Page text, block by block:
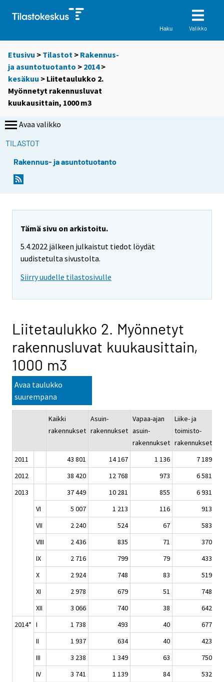
Haku Valikko
Etusivu > Tilastot > Rakennus-
ja asuntotuotanto > 2014>
kesäkuu > Liitetaulukko 2.
Myönnetyt rakennusluvat
kuukausittain, 1000 m3
Avaa valikko
TILASTOT
Rakennus- ja asuntotuotanto
Tämä sivu on arkistoitu.
5.4.2022 jälkeen julkaistut tiedot löydät
uudistetulta sivustolta.
Siirry uudelle tilastosivulle
Liitetaulukko 2. Myönnetyt
rakennusluvat kuukausittain,
1000 m3
Avaa taulukko
suurempana
Kaikki
rakennukset
Asuin-
rakennukset
Vapaa-ajan
asuin-
rakennukset
Liike- ja
toimisto-
rakennukset
2011
43 801 14 167 1 136
7 189
2012
38 420 12 768 973
6 581
2013
37 449 10 281 855
6 931
VI
5 007 1 213 116
913
VII
2 240 524 67
583
VIII
2 436 835 71
370
IX
2 716 799 79
433
X
2 924 748 83
519
XI
2 978 679 51
748
XII
3 066 740 38
642
2014* I 1 738 493 40
677
II
1 937 634 40
423
III
3 238 1 349 63
750
IV
3 741 1 139 84
532